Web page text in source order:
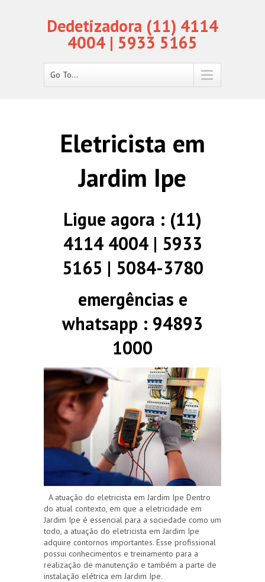
Dedetizadora (11) 4114
4004 | 5933 5165
Go To...
Eletricista em
Jardim Ipe
Ligue agora : (11)
4114 4004 | 5933
5165 | 5084-3780
emergências e
whatsapp : 94893
1000
A atuação do eletricista em Jardim Ipe Dentro
do atual contexto, em que a eletricidade em
Jardim Ipe é essencial para a sociedade como um
todo, a atuação do eletricista em Jardim Ipe
adquire contornos importantes. Esse profissional
possui conhecimentos e treinamento para a
realização de manutenção e também a parte de
instalação elétrica em Jardim Ipe.